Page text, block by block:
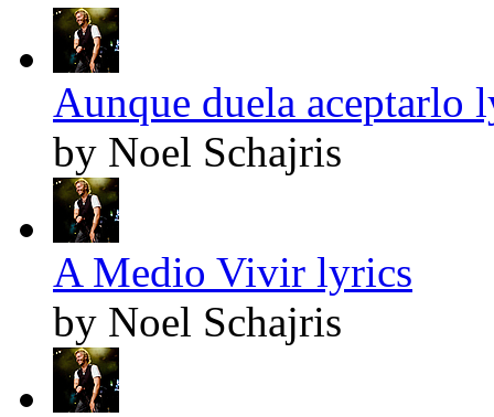
Aunque duela aceptarlo
by Noel Schajris
A Medio Vivir lyrics
by Noel Schajris